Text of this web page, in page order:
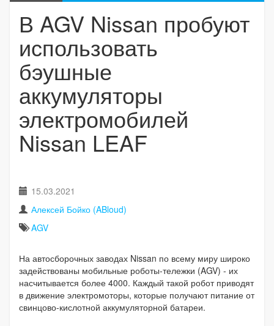
В AGV Nissan пробуют
использовать
бэушные
аккумуляторы
электромобилей
Nissan LEAF
15.03.2021
Алексей Бойко (ABloud)
AGV
На автосборочных заводах Nissan по всему миру широко
задействованы мобильные роботы-тележки (AGV) - их
насчитывается более 4000. Каждый такой робот приводят
в движение электромоторы, которые получают питание от
свинцово-кислотной аккумуляторной батареи.